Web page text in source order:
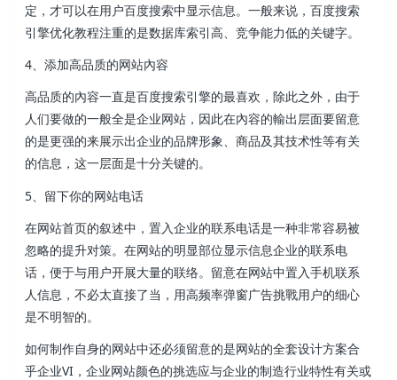
定，才可以在用户百度搜索中显示信息。一般来说，百度搜索
引擎优化教程注重的是数据库索引高、竞争能力低的关键字。
4、添加高品质的网站內容
高品质的內容一直是百度搜索引擎的最喜欢，除此之外，由于
人们要做的一般全是企业网站，因此在內容的輸出层面要留意
的是更强的来展示出企业的品牌形象、商品及其技术性等有关
的信息，这一层面是十分关键的。
5、留下你的网站电话
在网站首页的叙述中，置入企业的联系电话是一种非常容易被
忽略的提升对策。在网站的明显部位显示信息企业的联系电
话，便于与用户开展大量的联络。留意在网站中置入手机联系
人信息，不必太直接了当，用高频率弹窗广告挑戰用户的细心
是不明智的。
如何制作自身的网站中还必须留意的是网站的全套设计方案合
乎企业VI，企业网站颜色的挑选应与企业的制造行业特性有关或